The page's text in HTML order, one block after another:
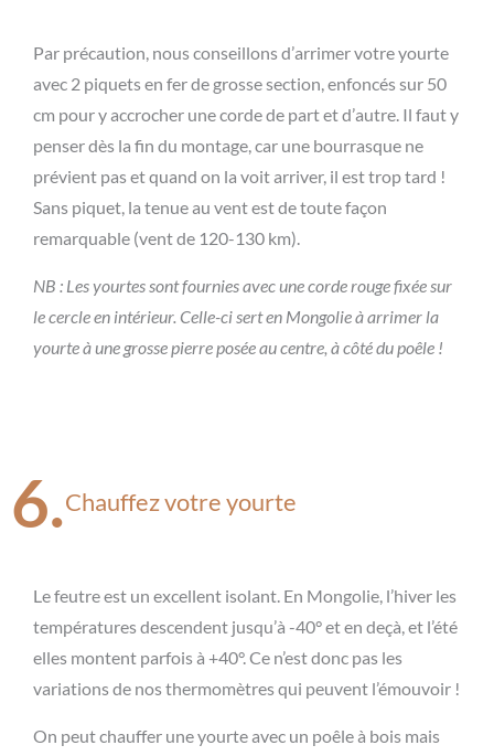
Par précaution, nous conseillons d’arrimer votre yourte
avec 2 piquets en fer de grosse section, enfoncés sur 50
cm pour y accrocher une corde de part et d’autre. Il faut y
penser dès la fin du montage, car une bourrasque ne
prévient pas et quand on la voit arriver, il est trop tard !
Sans piquet, la tenue au vent est de toute façon
remarquable (vent de 120-130 km).
NB : Les yourtes sont fournies avec une corde rouge fixée sur
le cercle en intérieur. Celle-ci sert en Mongolie à arrimer la
yourte à une grosse pierre posée au centre, à côté du poêle !
6.Chauffez votre yourte
Le feutre est un excellent isolant. En Mongolie, l’hiver les
températures descendent jusqu’à -40° et en deçà, et l’été
elles montent parfois à +40°. Ce n’est donc pas les
variations de nos thermomètres qui peuvent l’émouvoir !
On peut chauffer une yourte avec un poêle à bois mais